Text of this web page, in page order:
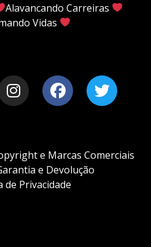
Alavancando Carreiras
Vidas
e Marcas Comerciais
e Devolução
de Privacidade